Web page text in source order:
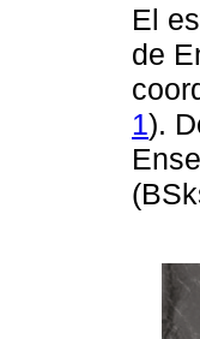
El
de
1).